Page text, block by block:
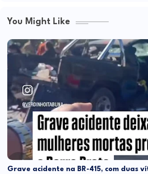
You Might Like
Grave acidente na BR-415, com duas